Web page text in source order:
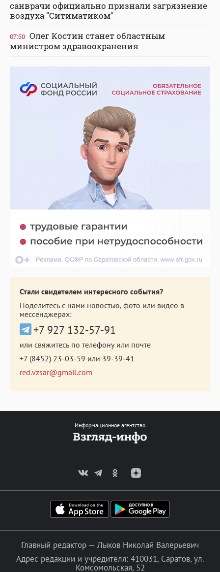
санврачи официально признали загрязнение
воздуха "Ситиматиком"
07:50 Олег Костин станет областным
министром здравоохранения
Стали свидетелем интересного события?
Поделитесь с нами новостью, фото или видео в
мессенджерах:
+7 927 132-57-91
или свяжитесь по телефону или почте
+7 (8452) 23-03-59 или 39-39-41
red.vzsar@gmail.com
Информационное агентство
Главный редактор — Лыков Николай Валерьевич
Адрес редакции и учредителя: 410031, Саратов, ул.
Комсомольская, 52